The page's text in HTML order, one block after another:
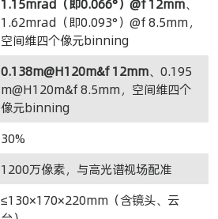
1.15mrad（即0.066°）@f 12mm、
1.62mrad（即0.093°）@f 8.5mm，
空间维四个像元binning
0.138m@H120m&f 12mm、0.195
m@H120m&f 8.5mm，空间维四个
像元binning
30%
1200万像素，与高光谱视场配准
≤130×170×220mm（含镜头、云